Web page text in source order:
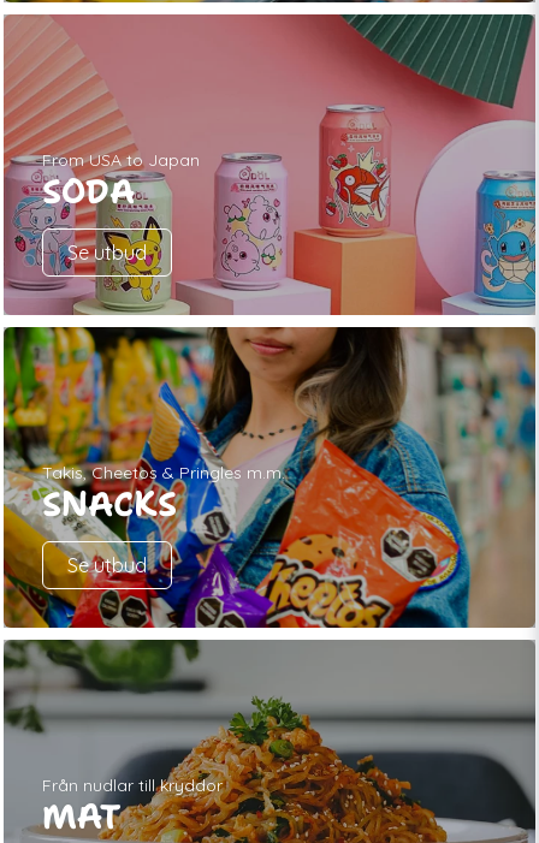
SODA
From USA to Japan
Se utbud
SNACKS
Takis, Cheetos & Pringles m.m.
Se utbud
MAT
Från nudlar till kryddor